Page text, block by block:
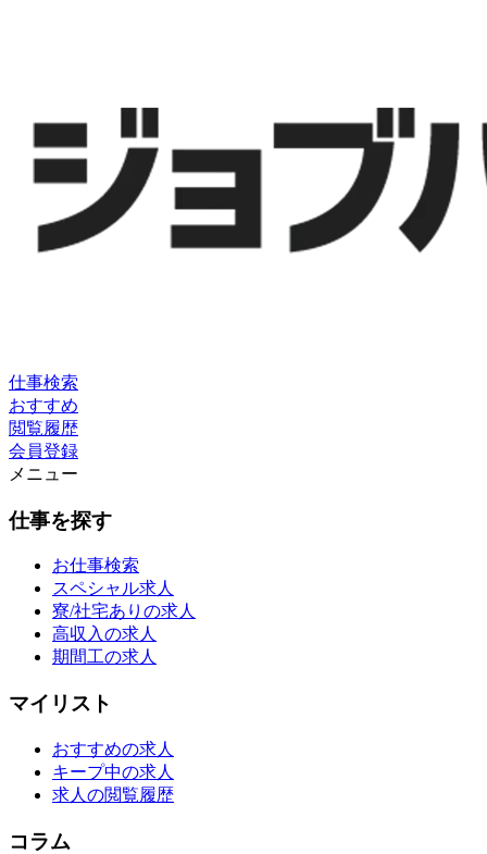
仕事検索
おすすめ
閲覧履歴
会員登録
メニュー
仕事を探す
お仕事検索
スペシャル求人
寮/社宅ありの求人
高収入の求人
期間工の求人
マイリスト
おすすめの求人
キープ中の求人
求人の閲覧履歴
コラム